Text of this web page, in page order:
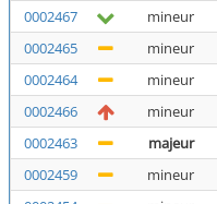
0002467
mineur
0002465
mineur
0002464
mineur
0002466
mineur
0002463
majeur
0002459
mineur